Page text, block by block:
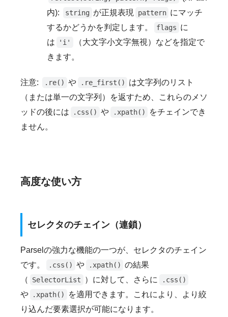
内):
string が正規表現 pattern にマッチ
するかどうかを判定します。
flags に
は
'i'
（大文字小文字無視）などを指定で
きます。
注意: .re() や .re_first()
は文字列のリスト
（または単一の文字列）を返すため、これらのメソ
ッドの後には
.css() や .xpath()
をチェインでき
ません。
高度な使い方
セレクタのチェイン（連鎖）
Parselの強力な機能の一つが、セレクタのチェイン
です。
.css() や .xpath() の結果
（
SelectorList ）に対して、さらに .css()
や .xpath()
を適用できます。これにより、より絞
り込んだ要素選択が可能になります。